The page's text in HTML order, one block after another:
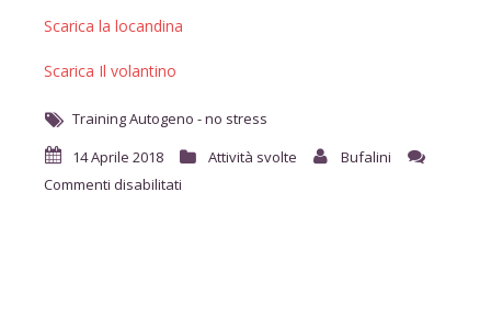
Scarica la locandina
Scarica Il volantino
Training Autogeno - no stress
14 Aprile 2018
Attività svolte
Bufalini
Commenti disabilitati